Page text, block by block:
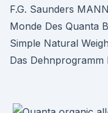
F.G. Saunders
Monde Des Quanta
Simple Natural
Das Dehnprogramm